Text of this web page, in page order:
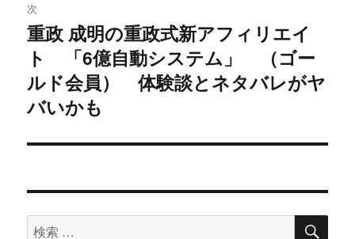
ー
シ
ョ
ン
次
次
の
投
稿:
重政 成明の重政式新アフィリエイ
ト 「6億自動システム」 （ゴー
ルド会員） 体験談とネタバレがヤ
バいかも
検
検